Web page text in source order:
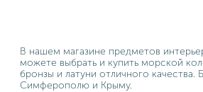
В нашем магазине предметов
можете выбрать и купить морской
бронзы и латуни отличного качества.
Симферополю и Крыму.